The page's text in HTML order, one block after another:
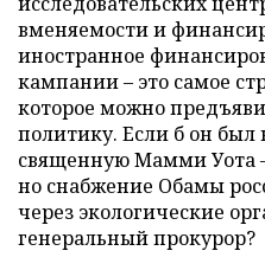
вменяемости и
иностранное
кампании – это самое
которое можно
политику. Если б он был
священную Мамми Уота
но снабжение Обамы
через экологические
генеральный прокурор?